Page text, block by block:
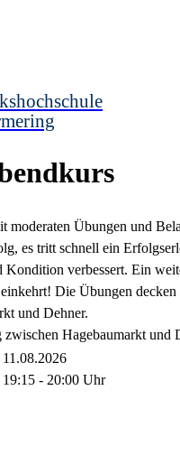
moderaten Übungen und
es tritt schnell ein
Kondition verbessert. Ein
Die Übungen
und Dehner.
Hagebaumarkt und
- 20:00 Uhr